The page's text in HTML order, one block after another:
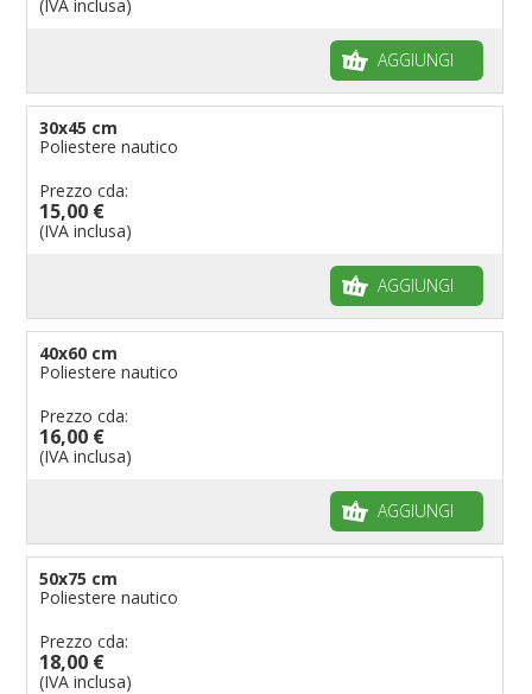
pennoni per bandiere
(IVA inclusa)
AGGIUNGI
30x45 cm
Poliestere nautico
Prezzo cda:
15,00 €
(IVA inclusa)
AGGIUNGI
40x60 cm
Poliestere nautico
Prezzo cda:
16,00 €
(IVA inclusa)
AGGIUNGI
50x75 cm
Poliestere nautico
Prezzo cda:
18,00 €
(IVA inclusa)